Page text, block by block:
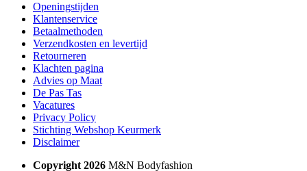
Openingstijden
Klantenservice
Betaalmethoden
Verzendkosten en levertijd
Retourneren
Klachten pagina
Advies op Maat
De Pas Tas
Vacatures
Privacy Policy
Stichting Webshop Keurmerk
Disclaimer
Copyright 2026 M&N Bodyfashion